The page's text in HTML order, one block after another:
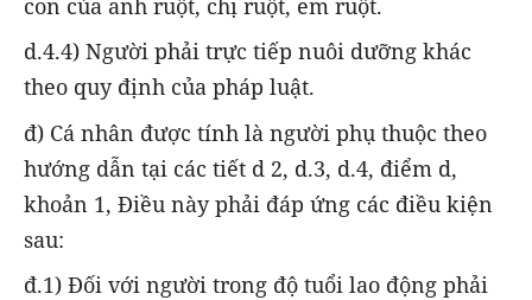
con của anh ruột, chị ruột, em ruột.
d.4.4) Người phải trực tiếp nuôi dưỡng khác
theo quy định của pháp luật.
đ) Cá nhân được tính là người phụ thuộc theo
hướng dẫn tại các tiết d 2, d.3, d.4, điểm d,
khoản 1, Điều này phải đáp ứng các điều kiện
sau:
đ.1) Đối với người trong độ tuổi lao động phải